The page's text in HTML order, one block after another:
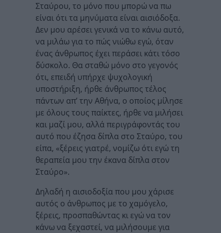
Σταύρου, το μόνο που μπορώ να πω
είναι ότι τα μηνύματα είναι αισιόδοξα.
Δεν μου αρέσει γενικά να το κάνω αυτό,
να μιλάω για το πώς νιώθω εγώ, όταν
ένας άνθρωπος έχει περάσει κάτι τόσο
δύσκολο. Θα σταθώ μόνο στο γεγονός
ότι, επειδή υπήρχε ψυχολογική
υποστήριξη, ήρθε άνθρωπος τέλος
πάντων απ’ την Αθήνα, ο οποίος μίλησε
με όλους τους παίκτες, ήρθε να μιλήσει
και μαζί μου, αλλά περιγράφοντάς του
αυτό που έζησα δίπλα στο Σταύρο, του
είπα, «ξέρεις γιατρέ, νομίζω ότι εγώ τη
θεραπεία μου την έκανα δίπλα στον
Σταύρο».
Δηλαδή η αισιοδοξία που μου χάρισε
αυτός ο άνθρωπος με το χαμόγελο,
ξέρεις, προσπαθώντας κι εγώ να τον
κάνω να ξεχαστεί, να μιλήσουμε για